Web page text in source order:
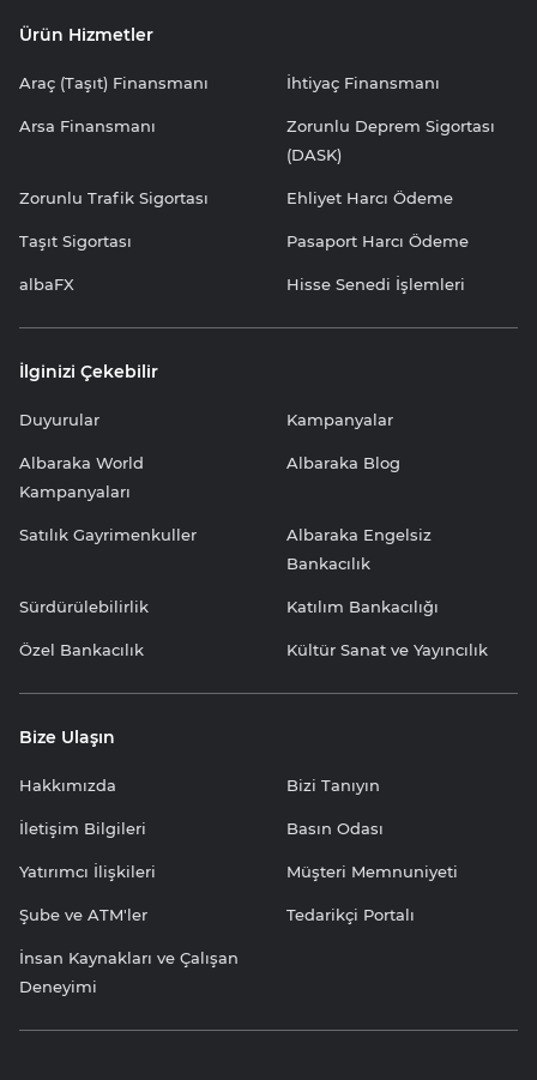
Ürün Hizmetler
Araç (Taşıt) Finansmanı İhtiyaç Finansmanı
Arsa Finansmanı
Zorunlu Deprem Sigortası
(DASK)
Zorunlu Trafik Sigortası Ehliyet Harcı Ödeme
Taşıt Sigortası Pasaport Harcı Ödeme
albaFX Hisse Senedi İşlemleri
İlginizi Çekebilir
Duyurular Kampanyalar
Albaraka World
Kampanyaları
Albaraka Blog
Satılık Gayrimenkuller
Albaraka Engelsiz
Bankacılık
Sürdürülebilirlik Katılım Bankacılığı
Özel Bankacılık Kültür Sanat ve Yayıncılık
Bize Ulaşın
Hakkımızda Bizi Tanıyın
İletişim Bilgileri Basın Odası
Yatırımcı İlişkileri Müşteri Memnuniyeti
Şube ve ATM'ler Tedarikçi Portalı
İnsan Kaynakları ve Çalışan
Deneyimi